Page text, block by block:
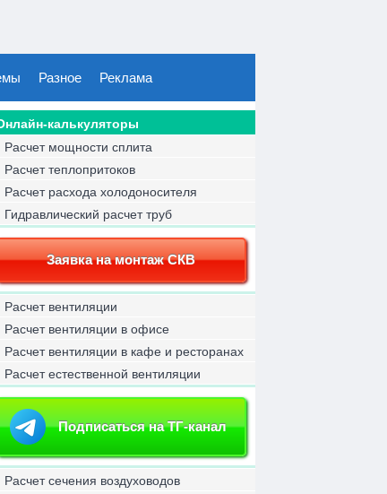
Разное Реклама
калькуляторы
Расчет мощности сплита
Расчет теплопритоков
Расчет расхода холодоносителя
Гидравлический расчет труб
Заявка на монтаж СКВ
Расчет вентиляции
Расчет вентиляции в офисе
Расчет вентиляции в кафе и ресторанах
Расчет естественной вентиляции
Подписаться на ТГ-канал
Расчет сечения воздуховодов